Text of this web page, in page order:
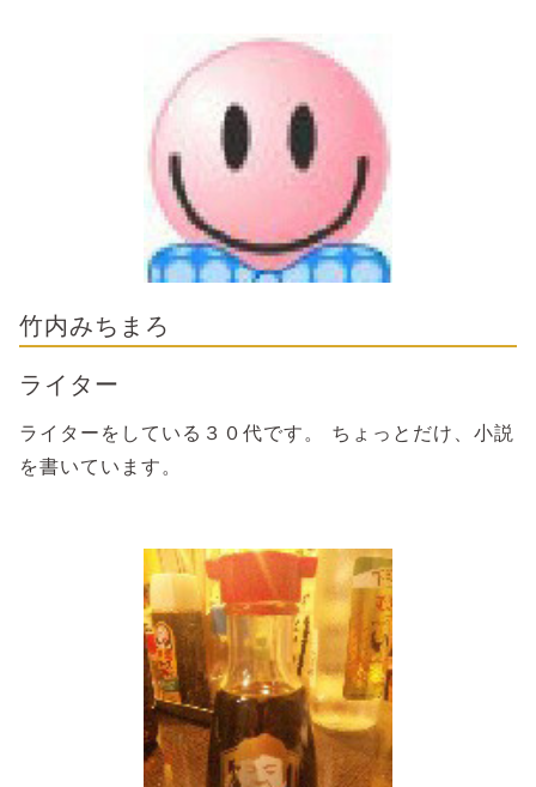
竹内みちまろ
ライター
ライターをしている３０代です。 ちょっとだけ、小説
を書いています。